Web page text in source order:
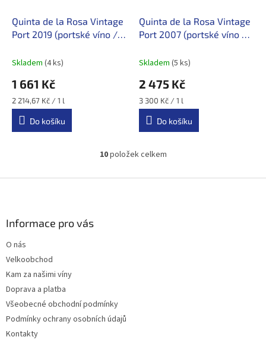
Quinta de la Rosa Vintage
Port 2019 (portské víno /
Skladem (4 ks)
1 661 Kč
Měrná
cena:
2 214,67 Kč / 1 l
Do košíku
Quinta de la Rosa Vintage
Port 2007 (portské víno /
Skladem (5 ks)
2 475 Kč
Měrná
cena:
3 300 Kč / 1 l
Do košíku
O
l
10položek celkem
Informace pro vás
O nás
Velkoobchod
Kam za našimi víny
Doprava a platba
Všeobecné obchodní podmínky
Podmínky ochrany osobních údajů
Kontakty